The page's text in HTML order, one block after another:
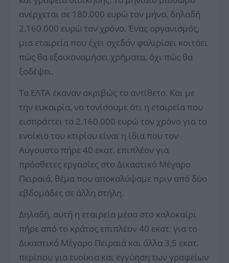
ανέρχεται σε 180.000 ευρώ τον μήνα, δηλαδή
2.160.000 ευρώ τον χρόνο. Ένας οργανισμός,
μια εταιρεία που έχει σχεδόν φαλιρίσει κοιτάει
πώς θα εξοικονομήσει χρήματα, όχι πώς θα
ξοδέψει.
Τα ΕΛΤΑ έκαναν ακριβώς το αντίθετο. Και με
την ευκαιρία, να τονίσουμε ότι η εταιρεία που
εισπράττει τα 2.160.000 ευρώ τον χρόνο για το
ενοίκιο του κτιρίου είναι η ίδια που τον
Αύγουστο πήρε 40 εκατ. επιπλέον για
πρόσθετες εργασίες στο Δικαστικό Μέγαρο
Πειραιά, θέμα που αποκαλύψαμε πριν από δύο
εβδομάδες σε άλλη στήλη.
Δηλαδή, αυτή η εταιρεία μέσα στο καλοκαίρι
πήρε από το κράτος επιπλέον 40 εκατ. για το
Δικαστικό Μέγαρο Πειραιά και άλλα 3,5 εκατ.
περίπου για ενοίκια και εγγύηση των γραφείων